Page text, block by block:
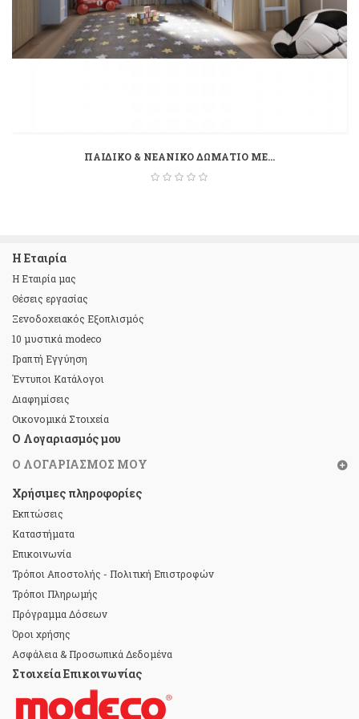
ΠΑΙΔΙΚΟ & ΝΕΑΝΙΚΟ ΔΩΜΑΤΙΟ ΜΕ...
Η Εταιρία
Η Εταιρία μας
Θέσεις εργασίας
Ξενοδοχειακός Εξοπλισμός
10 μυστικά modeco
Γραπτή Εγγύηση
Έντυποι Κατάλογοι
Διαφημίσεις
Οικονομικά Στοιχεία
Ο Λογαριασμός μου
Ο ΛΟΓΑΡΙΑΣΜΌΣ ΜΟΥ
Χρήσιμες πληροφορίες
Εκπτώσεις
Καταστήματα
Επικοινωνία
Τρόποι Αποστολής - Πολιτική Επιστροφών
Τρόποι Πληρωμής
Πρόγραμμα Δόσεων
Όροι χρήσης
Ασφάλεια & Προσωπικά Δεδομένα
Στοιχεία Επικοινωνίας